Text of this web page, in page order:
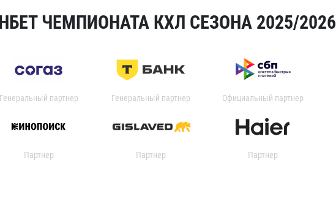
ЧЕМПИОНАТА КХЛ СЕЗОНА 2025/2026
Генеральный партнер Генеральный партнер Официальный партнер
Партнер Партнер Партнер